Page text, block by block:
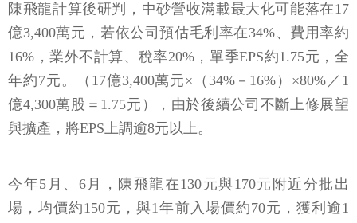
陳飛龍計算後研判，中砂營收滿載最大化可能落在17
億3,400萬元，若依公司預估毛利率在34%、費用率約
16%，業外不計算、稅率20%，單季EPS約1.75元，全
年約7元。（17億3,400萬元×（34%－16%）×80%／1
億4,300萬股＝1.75元），由於後續公司不斷上修展望
與擴產，將EPS上調逾8元以上。
今年5月、6月，陳飛龍在130元與170元附近分批出
場，均價約150元，與1年前入場價約70元，獲利逾1